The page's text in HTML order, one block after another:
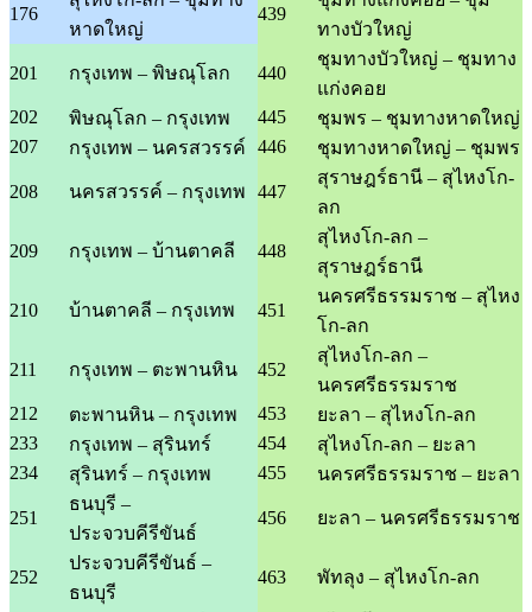
176
หาดใหญ่
439
ทางบัวใหญ่
201 กรุงเทพ – พิษณุโลก 440
ชุมทางบัวใหญ่ – ชุมทาง
แก่งคอย
202
พิษณุโลก – กรุงเทพ 445
ชุมพร – ชุมทางหาดใหญ่
207
กรุงเทพ – นครสวรรค์ 446 ชุมทางหาดใหญ่ – ชุมพร
208 นครสวรรค์ – กรุงเทพ 447
สุราษฎร์ธานี – สุไหงโก-
ลก
209 กรุงเทพ – บ้านตาคลี 448
สุไหงโก-ลก –
สุราษฎร์ธานี
210 บ้านตาคลี – กรุงเทพ 451
นครศรีธรรมราช – สุไหง
โก-ลก
211 กรุงเทพ – ตะพานหิน 452
สุไหงโก-ลก –
นครศรีธรรมราช
212
ตะพานหิน – กรุงเทพ 453
ยะลา – สุไหงโก-ลก
233
กรุงเทพ – สุรินทร์ 454
สุไหงโก-ลก – ยะลา
234
สุรินทร์ – กรุงเทพ 455 นครศรีธรรมราช – ยะลา
251
ธนบุรี –
ประจวบคีรีขันธ์
456 ยะลา – นครศรีธรรมราช
252
ประจวบคีรีขันธ์ –
ธนบุรี
463 พัทลุง – สุไหงโก-ลก